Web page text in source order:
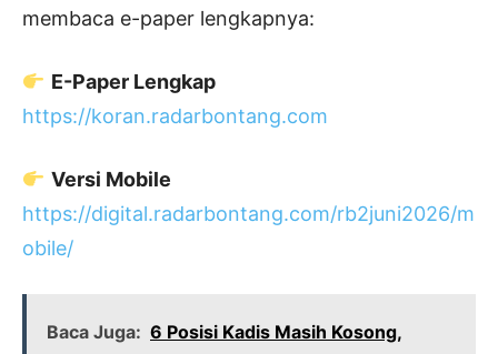
membaca e-paper lengkapnya:
E-Paper Lengkap
https://koran.radarbontang.com
Versi Mobile
https://digital.radarbontang.com/rb2juni2026/m
obile/
Baca Juga: 6 Posisi Kadis Masih Kosong,